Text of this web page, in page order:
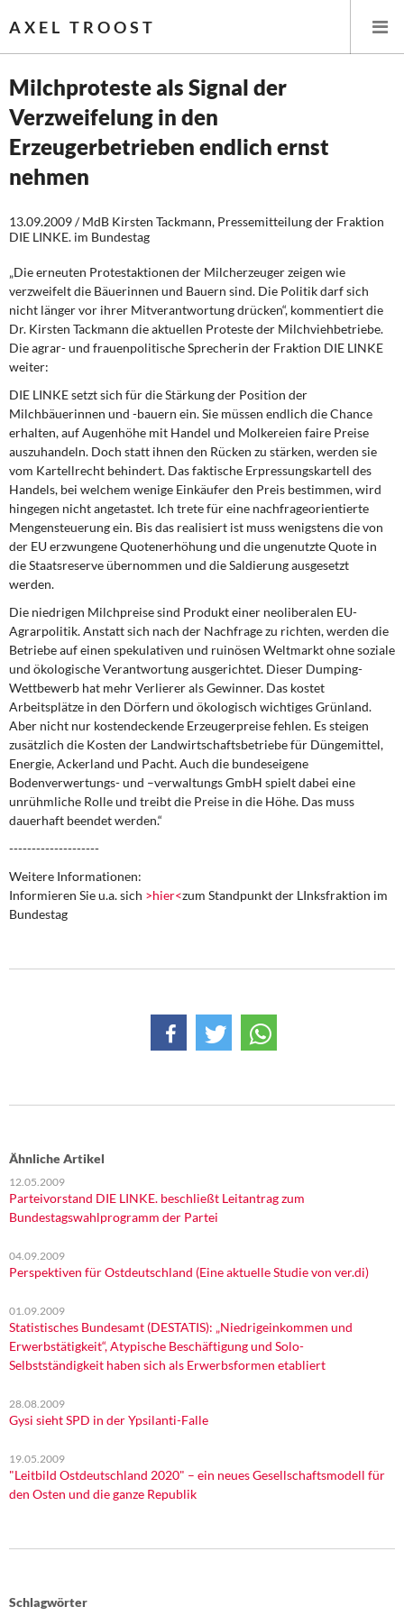
AXEL TROOST
Startseite
Themen
Steuer- und Finanzpolitik
Öffentliche Infrastruktur und Daseinsvorsorge
Eurokrise und Griechenland
DIE LINKE
Weitere Themen
Memo-Gruppe
Institut Solidarische Moderne
Rosa-Luxemburg-Stiftung
Über mich
Kontakt
Milchproteste als Signal der
Verzweifelung in den
Erzeugerbetrieben endlich ernst
nehmen
13.09.2009 / MdB Kirsten Tackmann, Pressemitteilung der Fraktion
DIE LINKE. im Bundestag
„Die erneuten Protestaktionen der Milcherzeuger zeigen wie
verzweifelt die Bäuerinnen und Bauern sind. Die Politik darf sich
nicht länger vor ihrer Mitverantwortung drücken“, kommentiert die
Dr. Kirsten Tackmann die aktuellen Proteste der Milchviehbetriebe.
Die agrar- und frauenpolitische Sprecherin der Fraktion DIE LINKE
weiter:
DIE LINKE setzt sich für die Stärkung der Position der
Milchbäuerinnen und -bauern ein. Sie müssen endlich die Chance
erhalten, auf Augenhöhe mit Handel und Molkereien faire Preise
auszuhandeln. Doch statt ihnen den Rücken zu stärken, werden sie
vom Kartellrecht behindert. Das faktische Erpressungskartell des
Handels, bei welchem wenige Einkäufer den Preis bestimmen, wird
hingegen nicht angetastet. Ich trete für eine nachfrageorientierte
Mengensteuerung ein. Bis das realisiert ist muss wenigstens die von
der EU erzwungene Quotenerhöhung und die ungenutzte Quote in
die Staatsreserve übernommen und die Saldierung ausgesetzt
werden.
Die niedrigen Milchpreise sind Produkt einer neoliberalen EU-
Agrarpolitik. Anstatt sich nach der Nachfrage zu richten, werden die
Betriebe auf einen spekulativen und ruinösen Weltmarkt ohne soziale
und ökologische Verantwortung ausgerichtet. Dieser Dumping-
Wettbewerb hat mehr Verlierer als Gewinner. Das kostet
Arbeitsplätze in den Dörfern und ökologisch wichtiges Grünland.
Aber nicht nur kostendeckende Erzeugerpreise fehlen. Es steigen
zusätzlich die Kosten der Landwirtschaftsbetriebe für Düngemittel,
Energie, Ackerland und Pacht. Auch die bundeseigene
Bodenverwertungs- und –verwaltungs GmbH spielt dabei eine
unrühmliche Rolle und treibt die Preise in die Höhe. Das muss
dauerhaft beendet werden.“
--------------------
Weitere Informationen:
Informieren Sie u.a. sich >hier<zum Standpunkt der LInksfraktion im
Bundestag
Ähnliche Artikel
12.05.2009
Parteivorstand DIE LINKE. beschließt Leitantrag zum
Bundestagswahlprogramm der Partei
04.09.2009
Perspektiven für Ostdeutschland (Eine aktuelle Studie von ver.di)
01.09.2009
Statistisches Bundesamt (DESTATIS): „Niedrigeinkommen und
Erwerbstätigkeit“, Atypische Beschäftigung und Solo-
Selbstständigkeit haben sich als Erwerbsformen etabliert
28.08.2009
Gysi sieht SPD in der Ypsilanti-Falle
19.05.2009
"Leitbild Ostdeutschland 2020" – ein neues Gesellschaftsmodell für
den Osten und die ganze Republik
Schlagwörter